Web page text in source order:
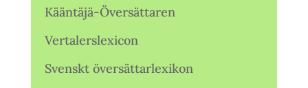
Kääntäjä-Översättaren
Vertalerslexicon
Svenskt översättarlexikon